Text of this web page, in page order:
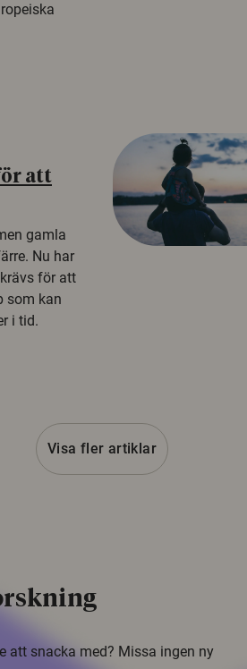
att
gamla
Nu har
för att
som kan
i tid.
Visa fler artiklar
att snacka med? Missa ingen ny